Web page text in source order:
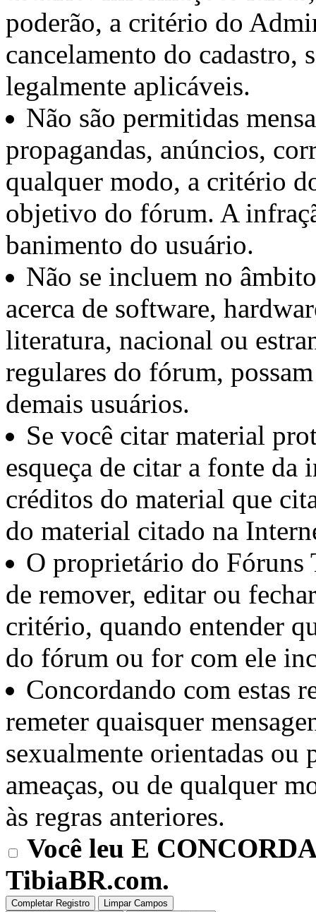
poderão, a critério do
cancelamento do cadastro,
legalmente aplicáveis.
Não são permitidas
propagandas, anúncios,
qualquer modo, a critério
objetivo do fórum. A
banimento do usuário.
Não se incluem no
acerca de software,
literatura, nacional ou
regulares do fórum,
demais usuários.
Se você citar material
esqueça de citar a fonte
créditos do material que
do material citado na
O proprietário do Fóruns
de remover, editar ou
critério, quando entender
do fórum ou for com ele
Concordando com estas
remeter quaisquer
sexualmente orientadas ou
ameaças, ou de qualquer
às regras anteriores.
Você leu E
TibiaBR.com.